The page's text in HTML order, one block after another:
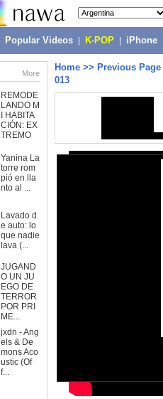
Popular Videos K-POP iPhone
More
REMODE
LANDO M
I HABITA
CIÓN: EX
TREMO
Yanina La
torre rom
pió en lla
nto al ...
Lavado d
e auto: lo
que nadie
lava (...
JUGAND
O UN JU
EGO DE
TERROR
POR PRI
ME...
jxdn - Ang
els & De
mons Aco
ustic (Of
f...
Home >> Previous Page
013